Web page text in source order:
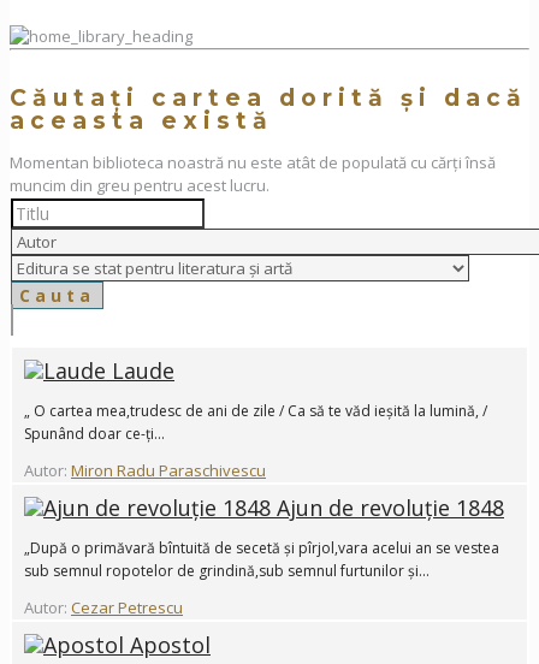
Căutați cartea dorită și dacă
aceasta există
Momentan biblioteca noastră nu este atât de populată cu cărți însă
muncim din greu pentru acest lucru.
Laude
„ O cartea mea,trudesc de ani de zile / Ca să te văd ieșită la lumină, /
Spunând doar ce-ți...
Autor: Miron Radu Paraschivescu
Ajun de revoluție 1848
„După o primăvară bîntuită de secetă și pîrjol,vara acelui an se vestea
sub semnul ropotelor de grindină,sub semnul furtunilor și...
Autor: Cezar Petrescu
Apostol